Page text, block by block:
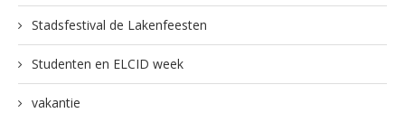
Stadsfestival de Lakenfeesten
Studenten en ELCID week
vakantie